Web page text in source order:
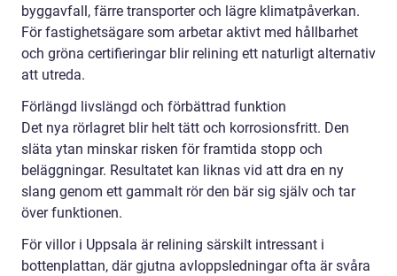
byggavfall, färre transporter och lägre klimatpåverkan.
För fastighetsägare som arbetar aktivt med hållbarhet
och gröna certifieringar blir relining ett naturligt alternativ
att utreda.
Förlängd livslängd och förbättrad funktion
Det nya rörlagret blir helt tätt och korrosionsfritt. Den
släta ytan minskar risken för framtida stopp och
beläggningar. Resultatet kan liknas vid att dra en ny
slang genom ett gammalt rör den bär sig själv och tar
över funktionen.
För villor i Uppsala är relining särskilt intressant i
bottenplattan, där gjutna avloppsledningar ofta är svåra